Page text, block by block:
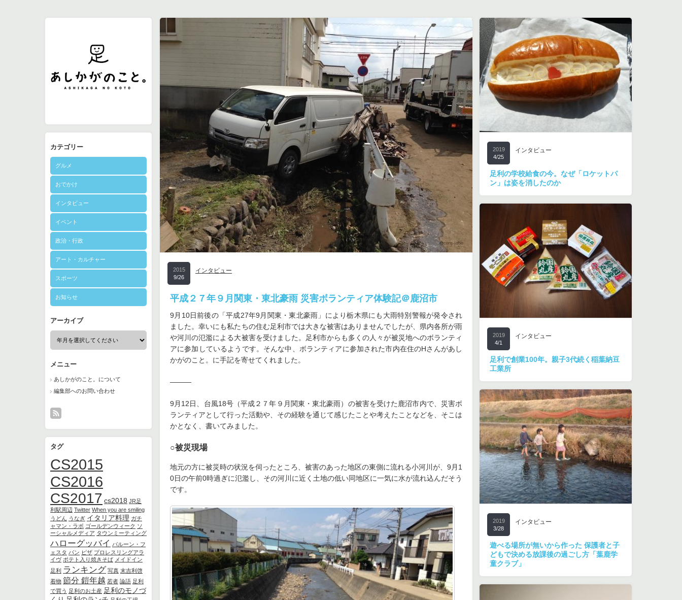
カテゴリー
グルメ
おでかけ
インタビュー
イベント
政治・行政
アート・カルチャー
スポーツ
お知らせ
アーカイブ
メニュー
あしかがのこと。について
編集部へのお問い合わせ
タグ
CS2015
CS2016
CS2017 cs2018 JR足
利駅周辺 Twitter When you are smiling
うどん うなぎ イタリア料理 ガチ
ャマン・ラボ ゴールデンウィーク ソ
ーシャルメディア タウンミーティング
ハローグッバイ バルーン・フ
ェスタ パン ピザ プロレスリングアラ
イヴ ポテト入り焼きそば メイドイン
足利 ランキング 写真 末吉利啓
着物 節分 鎧年越 若者 論語 足利
で買う 足利のお土産 足利のモノづ
2015
9/26
インタビュー
平成２７年９月関東・東北豪雨 災害ボランティア体験記＠鹿沼市
9月10日前後の「平成27年9月関東・東北豪雨」により栃木県にも大雨特別警報が発令され
ました。幸いにも私たちの住む足利市では大きな被害はありませんでしたが、県内各所が雨
や河川の氾濫による大被害を受けました。足利市からも多くの人々が被災地へのボランティ
アに参加しているようです。そんな中、ボランティアに参加された市内在住のHさんがあし
かがのこと。に手記を寄せてくれました。
———
9月12日、台風18号（平成２７年９月関東・東北豪雨）の被害を受けた鹿沼市内で、災害ボ
ランティアとして行った活動や、その経験を通じて感じたことや考えたことなどを、そこは
かとなく、書いてみました。
○被災現場
地元の方に被災時の状況を伺ったところ、被害のあった地区の東側に流れる小河川が、9月1
0日の午前0時過ぎに氾濫し、その河川に近く土地の低い同地区に一気に水が流れ込んだそう
です。
2019
4/25
インタビュー
足利の学校給食の今。なぜ「ロケットパ
ン」は姿を消したのか
2019
4/1
インタビュー
足利で創業100年。親子3代続く稲葉納豆
工業所
2019
3/28
インタビュー
遊べる場所が無いから作った 保護者と子
どもで決める放課後の過ごし方「葉鹿学
童クラブ」